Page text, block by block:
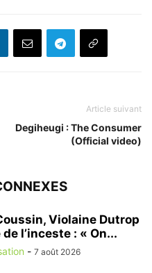
Article suivant
Degiheugi : The Consumer
(Official video)
Violaine Dutrop
l’inceste : « On...
- 7 août 2026